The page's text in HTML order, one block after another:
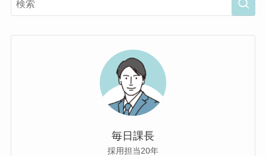
毎日課長
採用担当20年